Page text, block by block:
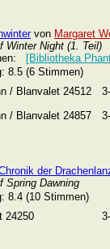
von Margaret
Winter Night (1. Teil)
[Bibliotheka
8.5 (6 Stimmen)
/ Blanvalet 24512
/ Blanvalet 24857
der
Spring Dawning
8.4 (10 Stimmen)
24250